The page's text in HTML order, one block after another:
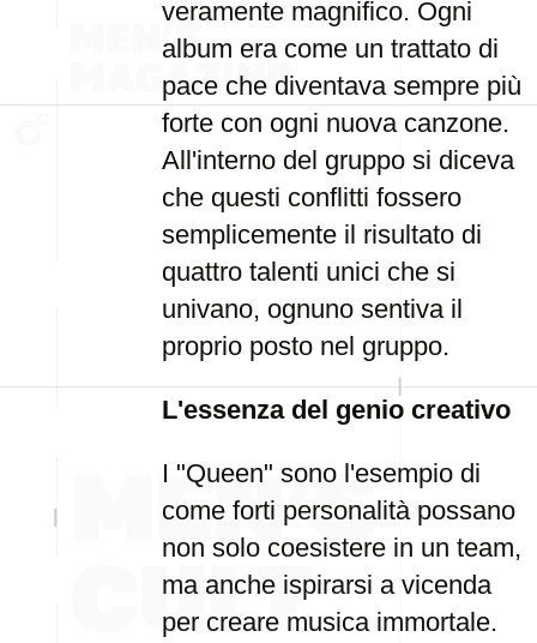
veramente magnifico. Ogni
album era come un trattato di
pace che diventava sempre più
forte con ogni nuova canzone.
All'interno del gruppo si diceva
che questi conflitti fossero
semplicemente il risultato di
quattro talenti unici che si
univano, ognuno sentiva il
proprio posto nel gruppo.
L'essenza del genio creativo
I "Queen" sono l'esempio di
come forti personalità possano
non solo coesistere in un team,
ma anche ispirarsi a vicenda
per creare musica immortale.